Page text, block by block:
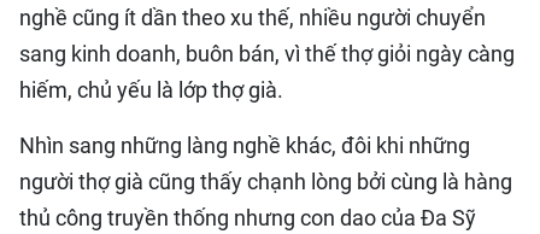
nghề cũng ít dần theo xu thế, nhiều người chuyển
sang kinh doanh, buôn bán, vì thế thợ giỏi ngày càng
hiếm, chủ yếu là lớp thợ già.
Nhìn sang những làng nghề khác, đôi khi những
người thợ già cũng thấy chạnh lòng bởi cùng là hàng
thủ công truyền thống nhưng con dao của Đa Sỹ